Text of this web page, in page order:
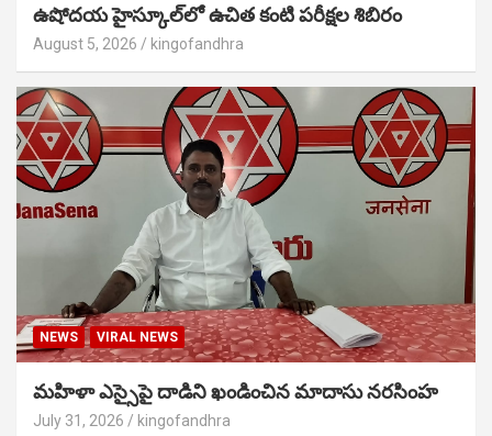
ఉషోదయ హైస్కూల్‌లో ఉచిత కంటి పరీక్షల శిబిరం
August 5, 2026 kingofandhra
NEWS VIRAL NEWS
మహిళా ఎస్సైపై దాడిని ఖండించిన మాదాసు నరసింహ
July 31, 2026 kingofandhra